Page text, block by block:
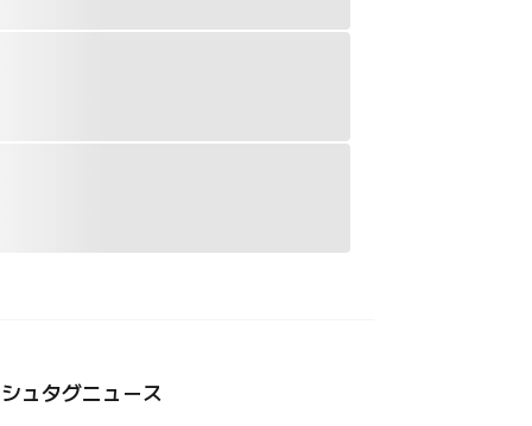
ュタグニュース